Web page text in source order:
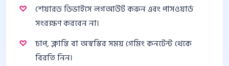
শেয়ারড ডিভাইসে লগআউট করুন এবং পাসওয়ার্ড
সংরক্ষণ করবেন না।
চাপ, ক্লান্তি বা অস্বস্তির সময় গেমিং কনটেন্ট থেকে
বিরতি নিন।